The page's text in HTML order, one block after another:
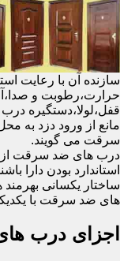
سازنده آن با رعایت
حرارت،رطوبت و صدا،آن
قفل،لولا،دستگیره
مانع از ورود دزد به
سرقت می گویند.
درب های ضد سرقت از
استاندارد بودن دارا
ساختار یکسانی
های ضد سرقت با
اجزای درب